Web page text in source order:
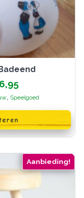
6,95Prijsklasse:
€3,95
tot
€6,95
, Speelgoed
Aanbieding!